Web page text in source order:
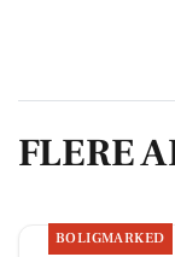
FLERE
BOLIGMARKED